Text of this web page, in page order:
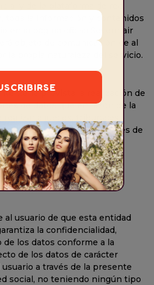
y de la plataforma de red
toda la información y contenidos
en la página oficial Sevenhair
objeto de comunicación de al
la propia naturaleza del servicio.
tiene prevista la realización de
de datos que en razón de la
a jueces, tribunales,
y autoridades competentes de
de servicios
al usuario de que esta entidad
la confidencialidad,
los datos conforme a la
de los datos de carácter
a través de la presente
social, no teniendo ningún tipo